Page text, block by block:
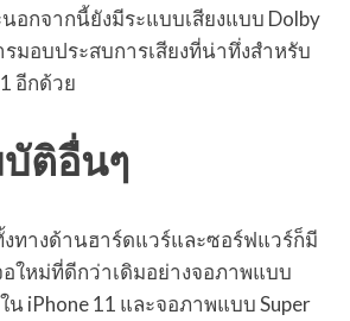
อกจากนี้ยังมีระแบบเสียงแบบ Dolby
มอบประสบการเสียงที่น่าทึ่งสำหรับ
อีกด้วย
ติอื่นๆ
ทางด้านฮาร์ดแวร์และซอร์ฟแวร์ก็มี
ใหม่ที่ดีกว่าเดิมอย่างจอภาพแบบ
น iPhone 11 และจอภาพแบบ Super